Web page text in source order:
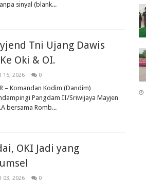
sinyal (blank...
Tni Ujang Dawis
Oki & OI.
15, 2026 0
– Komandan Kodim (Dandim)
Pangdam II/Sriwijaya Mayjen
bersama Romb...
OKI Jadi yang
03, 2026 0